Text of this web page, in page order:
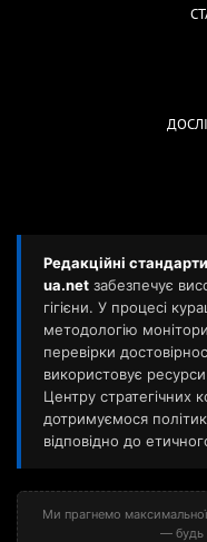
Редакційні
ua.net забезпечує
гігієни. У процесі
методологію
перевірки
використовує ресурси
Центру стратегічних
дотримуємося
відповідно до
Ми прагнемо
— будь